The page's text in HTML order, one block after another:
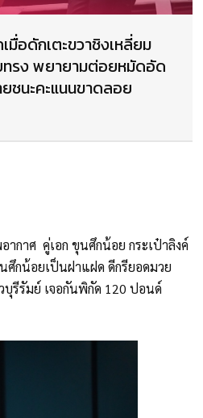
อดักเตะขวาชิงเหลี่ยม
ทรง พยายามต่อยหมัดอัด
ชนะคะแนนขาดลอย
กาศ คู่เอก ขุนศึกน้อย กระเป๋าลิงค์
ศึกน้อยเป็นฝาแฝด ดีกรียอดมวย
รีรัมย์ เจอกันพิกัด 120 ปอนด์